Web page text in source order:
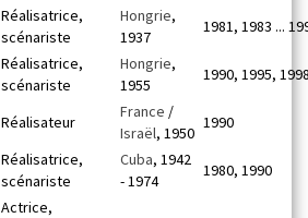
Réalisatrice,
scénariste
Hongrie,
1937
1981, 1983 ...
Réalisatrice,
scénariste
Hongrie,
1955
1990, 1995,
Réalisateur
France /
Israël, 1950
1990
Réalisatrice,
scénariste
Cuba, 1942
- 1974
1980, 1990
Actrice,